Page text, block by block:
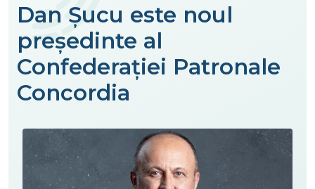
Dan Șucu este noul
președinte al
Confederației Patronale
Concordia